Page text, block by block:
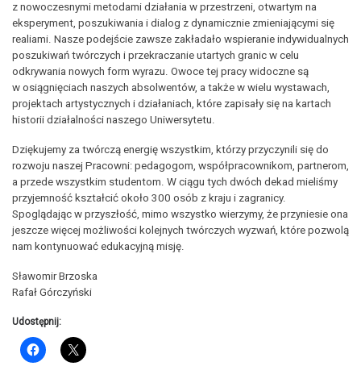
z nowoczesnymi metodami działania w przestrzeni, otwartym na
eksperyment, poszukiwania i dialog z dynamicznie zmieniającymi się
realiami. Nasze podejście zawsze zakładało wspieranie indywidualnych
poszukiwań twórczych i przekraczanie utartych granic w celu
odkrywania nowych form wyrazu. Owoce tej pracy widoczne są
w osiągnięciach naszych absolwentów, a także w wielu wystawach,
projektach artystycznych i działaniach, które zapisały się na kartach
historii działalności naszego Uniwersytetu.
Dziękujemy za twórczą energię wszystkim, którzy przyczynili się do
rozwoju naszej Pracowni: pedagogom, współpracownikom, partnerom,
a przede wszystkim studentom. W ciągu tych dwóch dekad mieliśmy
przyjemność kształcić około 300 osób z kraju i zagranicy.
Spoglądając w przyszłość, mimo wszystko wierzymy, że przyniesie ona
jeszcze więcej możliwości kolejnych twórczych wyzwań, które pozwolą
nam kontynuować edukacyjną misję.
Sławomir Brzoska
Rafał Górczyński
Udostępnij: